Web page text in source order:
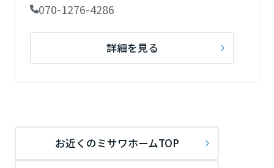
070-1276-4286
詳細を見る
お近くのミサワホームTOP